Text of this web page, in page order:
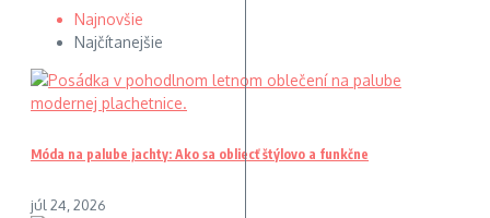
Najnovšie
Najčítanejšie
Móda na palube jachty: Ako sa obliecť štýlovo a funkčne
júl 24, 2026